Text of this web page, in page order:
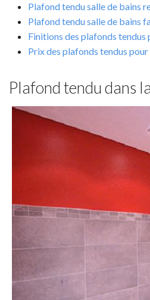
Plafond tendu salle de bains
Plafond tendu salle de bains
Finitions des plafonds tendus
Prix des plafonds tendus pour
Plafond tendu dans